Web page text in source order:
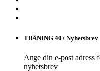
TRÄNING 40+ Nyhetsbrev
Ange din e-post adress
nyhetsbrev